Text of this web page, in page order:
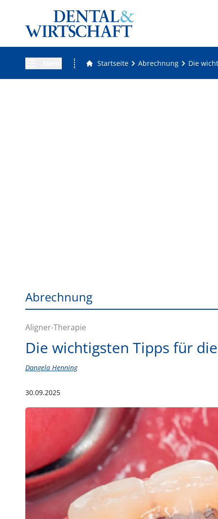
Startseite Abrechnung Die
Abrechnung
Aligner-Therapie
Die wichtigsten Tipps für
Dangela Henning
30.09.2025